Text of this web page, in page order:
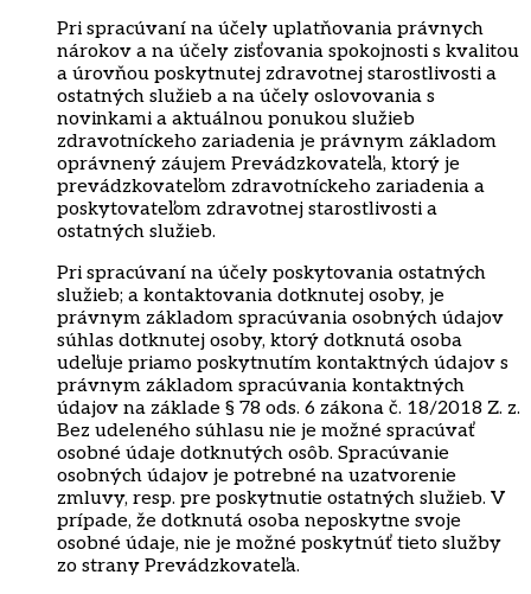
Pri spracúvaní na účely uplatňovania právnych
nárokov a na účely zisťovania spokojnosti s kvalitou
a úrovňou poskytnutej zdravotnej starostlivosti a
ostatných služieb a na účely oslovovania s
novinkami a aktuálnou ponukou služieb
zdravotníckeho zariadenia je právnym základom
oprávnený záujem Prevádzkovateľa, ktorý je
prevádzkovateľom zdravotníckeho zariadenia a
poskytovateľom zdravotnej starostlivosti a
ostatných služieb.
Pri spracúvaní na účely poskytovania ostatných
služieb; a kontaktovania dotknutej osoby, je
právnym základom spracúvania osobných údajov
súhlas dotknutej osoby, ktorý dotknutá osoba
udeľuje priamo poskytnutím kontaktných údajov s
právnym základom spracúvania kontaktných
údajov na základe § 78 ods. 6 zákona č. 18/2018 Z. z.
Bez udeleného súhlasu nie je možné spracúvať
osobné údaje dotknutých osôb. Spracúvanie
osobných údajov je potrebné na uzatvorenie
zmluvy, resp. pre poskytnutie ostatných služieb. V
prípade, že dotknutá osoba neposkytne svoje
osobné údaje, nie je možné poskytnúť tieto služby
zo strany Prevádzkovateľa.